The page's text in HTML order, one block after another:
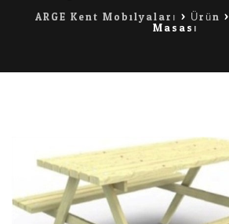
ARGE Kent Mobilyaları > Ürün >
Masası